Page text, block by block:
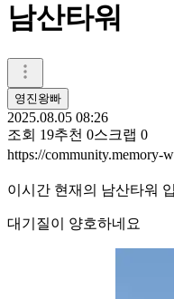
남산타워
영진왕빠
2025.08.05 08:26
조회 19추천 0스크랩 0
https://community.memory-
이시간 현재의 남산타워
대기질이 양호하네요